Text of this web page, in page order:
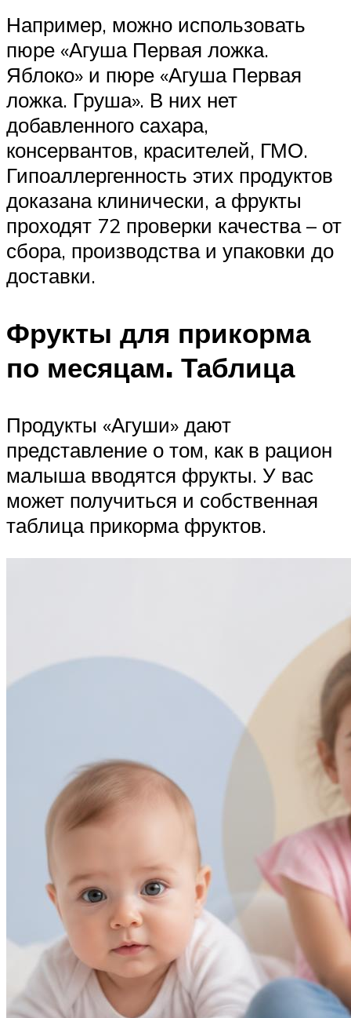
Например, можно использовать
пюре «Агуша Первая ложка.
Яблоко» и пюре «Агуша Первая
ложка. Груша». В них нет
добавленного сахара,
консервантов, красителей, ГМО.
Гипоаллергенность этих продуктов
доказана клинически, а фрукты
проходят 72 проверки качества – от
сбора, производства и упаковки до
доставки.
Фрукты для прикорма
по месяцам. Таблица
Продукты «Агуши» дают
представление о том, как в рацион
малыша вводятся фрукты. У вас
может получиться и собственная
таблица прикорма фруктов.